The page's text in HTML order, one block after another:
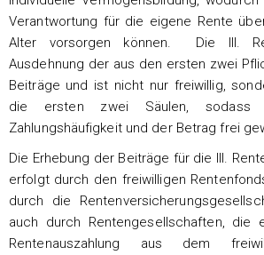
Verantwortung für die eigene Rente
Alter vorsorgen können. Die III.
Ausdehnung der aus den ersten zwei
Beiträge und ist nicht nur freiwillig,
die ersten zwei Säulen, sodass
Zahlungshäufigkeit und der Betrag frei
Die Erhebung der Beiträge für die III.
erfolgt durch den freiwilligen
durch die
auch durch Rentengesellschaften, die
Rentenauszahlung aus dem